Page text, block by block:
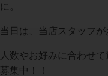
に。
当日は、当店スタッフ
人数やお好みに合わせ
募集中！！